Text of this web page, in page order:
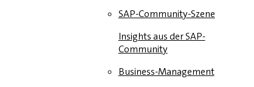
SAP-Community-Szene
Insights aus der SAP-
Community
Business-Management